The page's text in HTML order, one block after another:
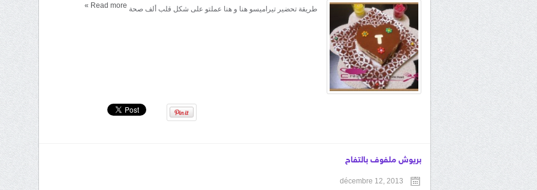
طريقة تحضير تيراميسو هنا و هنا عملتو على شكل قلب ألف صحة Read more
»
بريوش ملفوف بالتفاح
décembre 12, 2013